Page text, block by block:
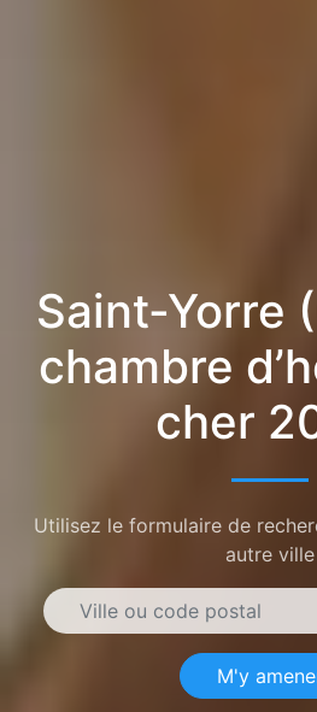
Saint-Yorre
chambre
cher
Utilisez le formulaire de
autre ville
M'y